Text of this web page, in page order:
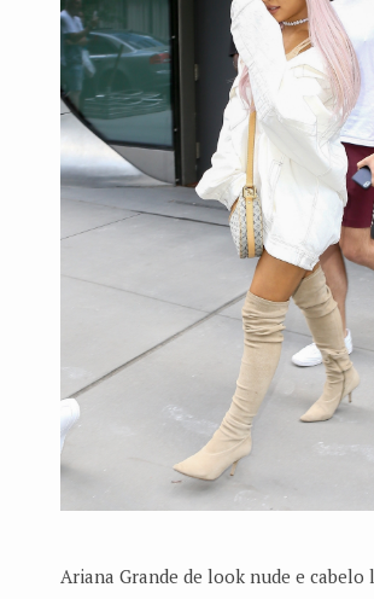
Ariana Grande de look nude e cabelo